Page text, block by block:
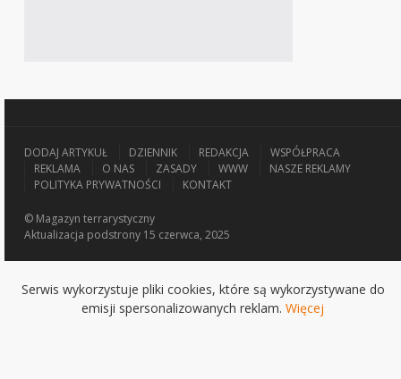
DODAJ ARTYKUŁ DZIENNIK REDAKCJA
WSPÓŁPRACA
REKLAMA
O NAS ZASADY WWW
NASZE REKLAMY
POLITYKA PRYWATNOŚCI
KONTAKT
© Magazyn terrarystyczny
Aktualizacja podstrony 15 czerwca, 2025
Serwis wykorzystuje pliki cookies, które są wykorzystywane do
emisji spersonalizowanych reklam. Więcej